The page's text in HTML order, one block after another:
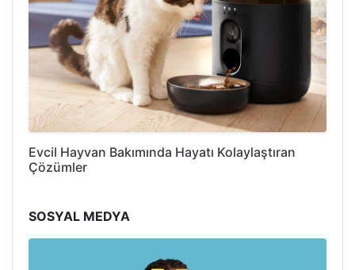
Evcil Hayvan Bakımında Hayatı Kolaylaştıran
Çözümler
SOSYAL MEDYA